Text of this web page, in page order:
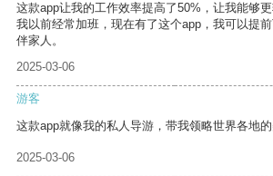
这款app让我的工作效率提高了50%，让我能够更
我以前经常加班，现在有了这个app，我可以提
伴家人。
2025-03-06
游客
这款app就像我的私人导游，带我领略世界各地的
2025-03-06